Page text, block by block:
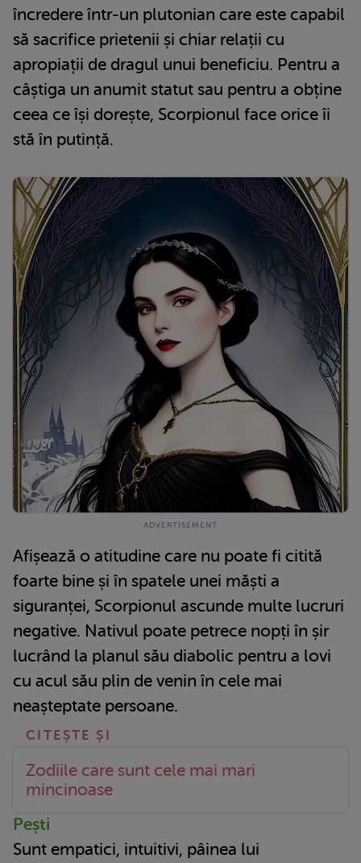
încredere într-un plutonian care este capabil
să sacrifice prietenii și chiar relații cu
apropiații de dragul unui beneficiu. Pentru a
câștiga un anumit statut sau pentru a obține
ceea ce își dorește, Scorpionul face orice îi
stă în putință.
Afișează o atitudine care nu poate fi citită
foarte bine și în spatele unei măști a
siguranței, Scorpionul ascunde multe lucruri
negative. Nativul poate petrece nopți în șir
lucrând la planul său diabolic pentru a lovi
cu acul său plin de venin în cele mai
neașteptate persoane.
Zodiile care sunt cele mai mari
mincinoase
Pești
Sunt empatici, intuitivi, pâinea lui